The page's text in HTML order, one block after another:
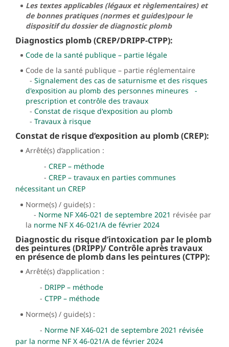
Les textes applicables (légaux et règlementaires) et
de bonnes pratiques (normes et guides)pour le
dispositif du dossier de diagnostic plomb
Diagnostics plomb (CREP/DRIPP-CTPP):
Code de la santé publique – partie légale
Code de la santé publique – partie réglementaire
- Signalement des cas de saturnisme et des risques
d'exposition au plomb des personnes mineures -
prescription et contrôle des travaux
- Constat de risque d'exposition au plomb
- Travaux à risque
Constat de risque d’exposition au plomb (CREP):
Arrêté(s) d’application :
- CREP – méthode
- CREP – travaux en parties communes
nécessitant un CREP
Norme(s) / guide(s) :
- Norme NF X46-021 de septembre 2021 révisée par
la norme NF X 46-021/A de février 2024
Diagnostic du risque d’intoxication par le plomb
des peintures (DRIPP)/ Contrôle après travaux
en présence de plomb dans les peintures (CTPP):
Arrêté(s) d’application :
- DRIPP – méthode
- CTPP – méthode
Norme(s) / guide(s) :
- Norme NF X46-021 de septembre 2021 révisée
par la norme NF X 46-021/A de février 2024